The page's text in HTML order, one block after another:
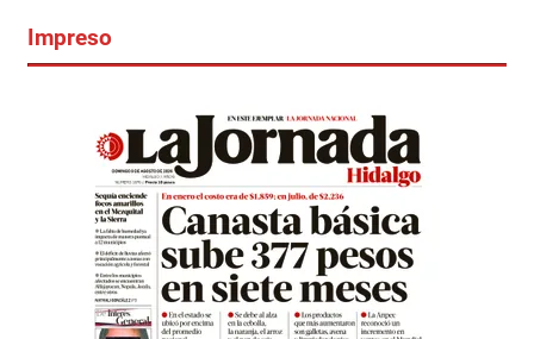
Impreso